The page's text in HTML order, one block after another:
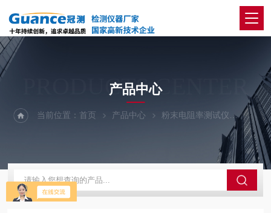
PRODUCTS CENTER
产品中心
当前位置：首页 产品中心 粉末电阻率测试仪 全自